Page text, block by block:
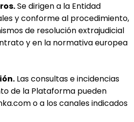
Se dirigen a la Entidad
y conforme al procedimiento,
de resolución extrajudicial
y en la normativa europea
Las consultas e incidencias
de la Plataforma pueden
o a los canales indicados